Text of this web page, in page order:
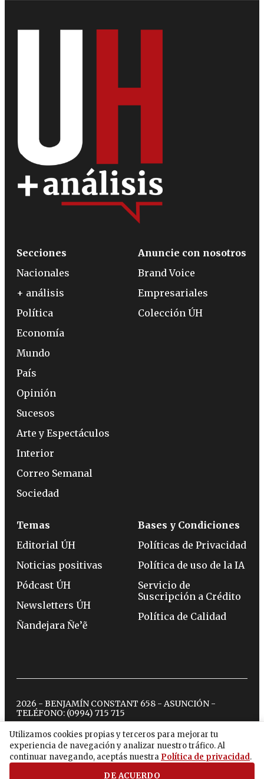
Utilizamos cookies propias y terceros para mejorar tu
experiencia de navegación y analizar nuestro tráfico. Al
continuar navegando, aceptás nuestra Política de privacidad.
DE ACUERDO
Secciones
Nacionales
+ análisis
Política
Economía
Mundo
País
Opinión
Sucesos
Arte y Espectáculos
Interior
Correo Semanal
Sociedad
Anuncie con nosotros
Brand Voice
Empresariales
Colección ÚH
Temas
Editorial ÚH
Noticias positivas
Pódcast ÚH
Newsletters ÚH
Ñandejara Ñe’ẽ
Bases y Condiciones
Políticas de Privacidad
Política de uso de la IA
Servicio de
Suscripción a Crédito
Política de Calidad
2026 - BENJAMÍN CONSTANT 658 - ASUNCIÓN -
TELÉFONO: (0994) 715 715
twitterinstagram
facebook
tiktokyoutubespotify